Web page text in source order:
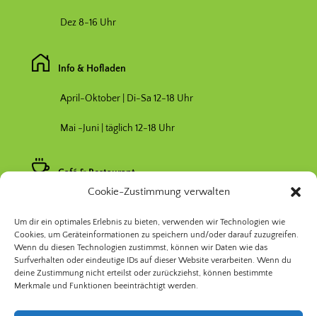
Cookie-Zustimmung verwalten
Um dir ein optimales Erlebnis zu bieten, verwenden wir Technologien wie
Cookies, um Geräteinformationen zu speichern und/oder darauf zuzugreifen.
Wenn du diesen Technologien zustimmst, können wir Daten wie das
Surfverhalten oder eindeutige IDs auf dieser Website verarbeiten. Wenn du
deine Zustimmung nicht erteilst oder zurückziehst, können bestimmte
Merkmale und Funktionen beeinträchtigt werden.
Dez 8-16 Uhr
Info & Hofladen
April-Oktober | Di-Sa 12-18 Uhr
Mai -Juni | täglich 12-18 Uhr
Café & Restaurant
Hauptsaison Mai-September 11-19 Uhr